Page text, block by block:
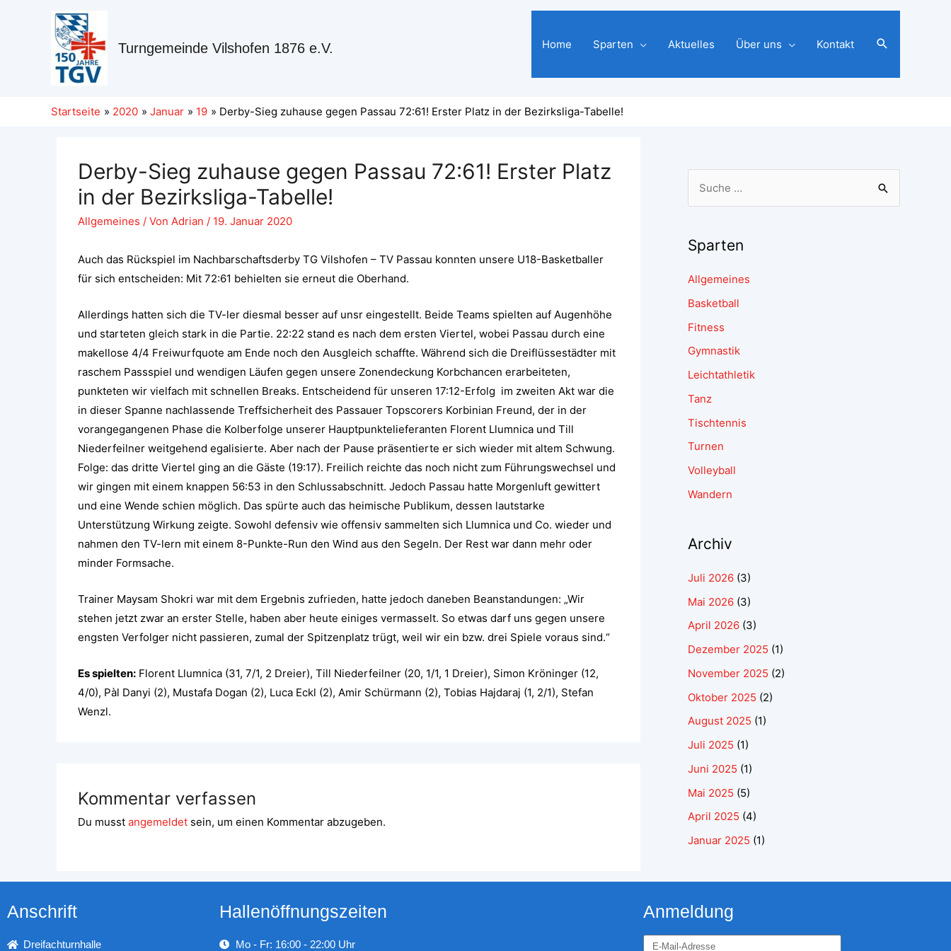
Turngemeinde Vilshofen 1876 e.V. Home Sparten Aktuelles Über uns Kontakt
Startseite 2020 Januar 19 Derby-Sieg zuhause gegen Passau 72:61! Erster Platz in der Bezirksliga-Tabelle!
Derby-Sieg zuhause gegen Passau 72:61! Erster Platz
in der Bezirksliga-Tabelle!
Allgemeines / Von Adrian / 19. Januar 2020
Auch das Rückspiel im Nachbarschaftsderby TG Vilshofen – TV Passau konnten unsere U18-Basketballer
für sich entscheiden: Mit 72:61 behielten sie erneut die Oberhand.
Allerdings hatten sich die TV-ler diesmal besser auf unsr eingestellt. Beide Teams spielten auf Augenhöhe
und starteten gleich stark in die Partie. 22:22 stand es nach dem ersten Viertel, wobei Passau durch eine
makellose 4/4 Freiwurfquote am Ende noch den Ausgleich schaffte. Während sich die Dreiflüssestädter mit
raschem Passspiel und wendigen Läufen gegen unsere Zonendeckung Korbchancen erarbeiteten,
punkteten wir vielfach mit schnellen Breaks. Entscheidend für unseren 17:12-Erfolg im zweiten Akt war die
in dieser Spanne nachlassende Treffsicherheit des Passauer Topscorers Korbinian Freund, der in der
vorangegangenen Phase die Kolberfolge unserer Hauptpunktelieferanten Florent Llumnica und Till
Niederfeilner weitgehend egalisierte. Aber nach der Pause präsentierte er sich wieder mit altem Schwung.
Folge: das dritte Viertel ging an die Gäste (19:17). Freilich reichte das noch nicht zum Führungswechsel und
wir gingen mit einem knappen 56:53 in den Schlussabschnitt. Jedoch Passau hatte Morgenluft gewittert
und eine Wende schien möglich. Das spürte auch das heimische Publikum, dessen lautstarke
Unterstützung Wirkung zeigte. Sowohl defensiv wie offensiv sammelten sich Llumnica und Co. wieder und
nahmen den TV-lern mit einem 8-Punkte-Run den Wind aus den Segeln. Der Rest war dann mehr oder
minder Formsache.
Trainer Maysam Shokri war mit dem Ergebnis zufrieden, hatte jedoch daneben Beanstandungen: „Wir
stehen jetzt zwar an erster Stelle, haben aber heute einiges vermasselt. So etwas darf uns gegen unsere
engsten Verfolger nicht passieren, zumal der Spitzenplatz trügt, weil wir ein bzw. drei Spiele voraus sind.“
Es spielten:Florent Llumnica (31, 7/1, 2 Dreier), Till Niederfeilner (20, 1/1, 1 Dreier), Simon Kröninger (12,
4/0), Pàl Danyi (2), Mustafa Dogan (2), Luca Eckl (2), Amir Schürmann (2), Tobias Hajdaraj (1, 2/1), Stefan
Wenzl.
Kommentar verfassen
Du musst angemeldetsein, um einen Kommentar abzugeben.
Sparten
Allgemeines
Basketball
Fitness
Gymnastik
Leichtathletik
Tanz
Tischtennis
Turnen
Volleyball
Wandern
Archiv
Juli 2026 (3)
Mai 2026 (3)
April 2026 (3)
Dezember 2025 (1)
November 2025 (2)
Oktober 2025 (2)
August 2025 (1)
Juli 2025 (1)
Juni 2025 (1)
Mai 2025 (5)
April 2025 (4)
Januar 2025 (1)
Anschrift
Dreifachturnhalle
Hallenöffnungszeiten
Mo - Fr: 16:00 - 22:00 Uhr
Anmeldung